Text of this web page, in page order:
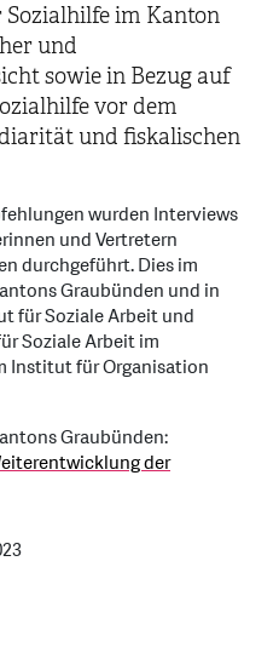
im Kanton
und
sowie in Bezug auf
vor dem
und fiskalischen
wurden Interviews
und Vertretern
durchgeführt. Dies im
Graubünden und in
für Soziale Arbeit und
Soziale Arbeit im
Institut für Organisation
Graubünden:
der